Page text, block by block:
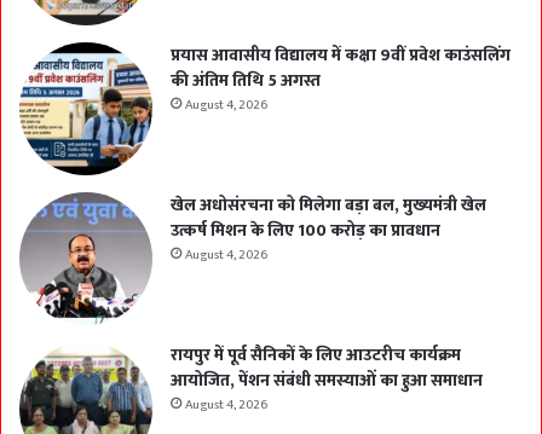
प्रयास आवासीय विद्यालय में कक्षा 9वीं प्रवेश काउंसलिंग
की अंतिम तिथि 5 अगस्त
August 4, 2026
खेल अधोसंरचना को मिलेगा बड़ा बल, मुख्यमंत्री खेल
उत्कर्ष मिशन के लिए 100 करोड़ का प्रावधान
August 4, 2026
रायपुर में पूर्व सैनिकों के लिए आउटरीच कार्यक्रम
आयोजित, पेंशन संबंधी समस्याओं का हुआ समाधान
August 4, 2026